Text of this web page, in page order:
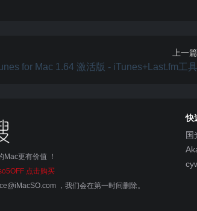
上一篇
for Mac 1.64 激活版 - iTunes+Last.fm工具
Mac更有价值 ！
点击购买
，我们会在第一时间删除。
快
国